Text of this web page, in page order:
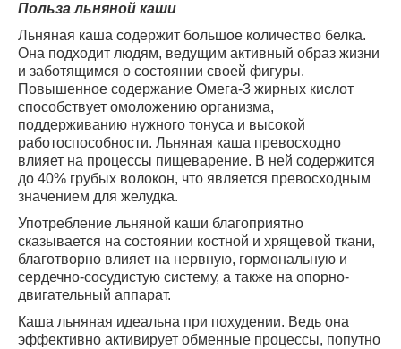
Польза льняной каши
Льняная каша содержит большое количество белка.
Она подходит людям, ведущим активный образ жизни
и заботящимся о состоянии своей фигуры.
Повышенное содержание Омега-3 жирных кислот
способствует омоложению организма,
поддерживанию нужного тонуса и высокой
работоспособности. Льняная каша превосходно
влияет на процессы пищеварение. В ней содержится
до 40% грубых волокон, что является превосходным
значением для желудка.
Употребление льняной каши благоприятно
сказывается на состоянии костной и хрящевой ткани,
благотворно влияет на нервную, гормональную и
сердечно-сосудистую систему, а также на опорно-
двигательный аппарат.
Каша льняная идеальна при похудении. Ведь она
эффективно активирует обменные процессы, попутно